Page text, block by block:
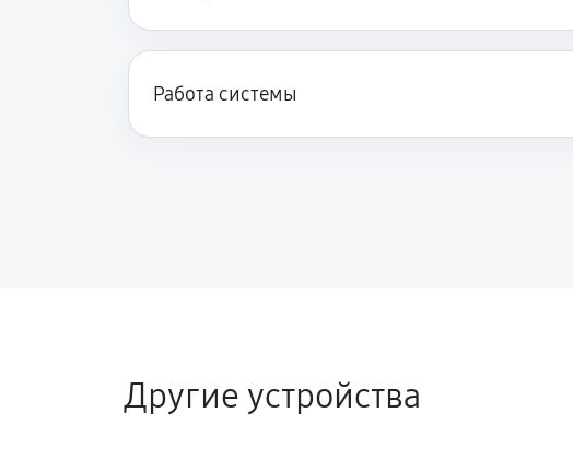
Работа системы
Другие устройства